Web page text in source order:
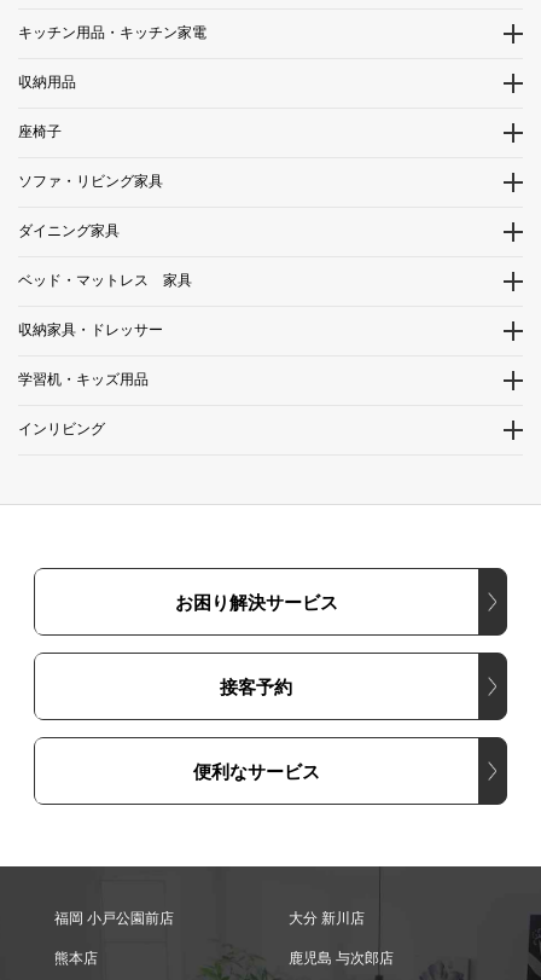
キッチン用品・キッチン家電
収納用品
座椅子
ソファ・リビング家具
ダイニング家具
ベッド・マットレス 家具
収納家具・ドレッサー
学習机・キッズ用品
インリビング
お困り解決サービス
接客予約
便利なサービス
福岡 小戸公園前店 大分 新川店
熊本店 鹿児島 与次郎店